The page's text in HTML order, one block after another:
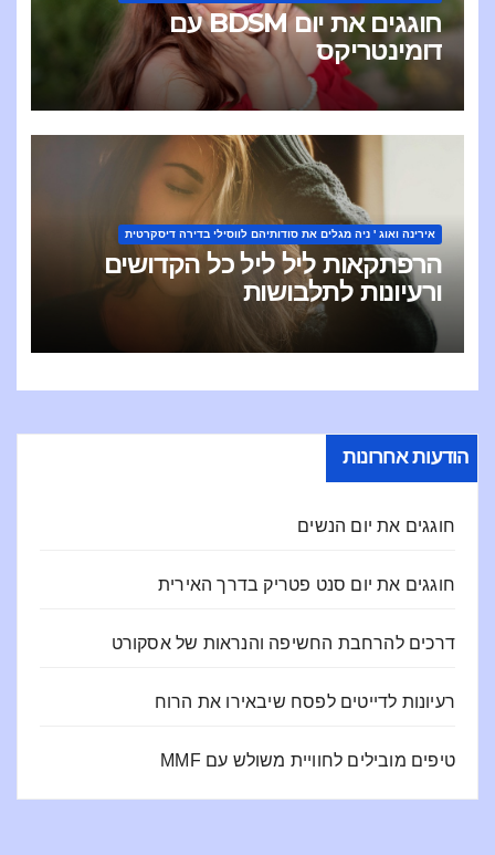
חוגגים את יום BDSM עם
דומינטריקס
אירינה ואוג ' ניה מגלים את סודותיהם לווסילי בדירה דיסקרטית
הרפתקאות ליל ליל כל הקדושים
ורעיונות לתלבושות
הודעות אחרונות
חוגגים את יום הנשים
חוגגים את יום סנט פטריק בדרך האירית
דרכים להרחבת החשיפה והנראות של אסקורט
רעיונות לדייטים לפסח שיבאירו את הרוח
טיפים מובילים לחוויית משולש עם MMF